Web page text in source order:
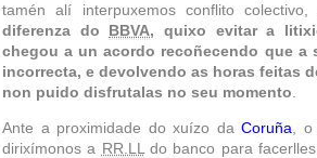
tamén alí interpuxemos conflito colectivo,
diferenza do BBVA, quixo evitar a
chegou a un acordo recoñecendo que a
incorrecta, e devolvendo as horas feitas
non puido disfrutalas no seu momento
Ante a proximidade do xuízo daCoruña ,
dirixímonos a RR.LL do banco para